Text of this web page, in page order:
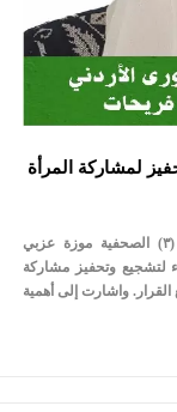
لمشاركة المرأة
انجاز-قالت مرشحة قائمة حزب الشورى الأردني رقم (٣) الصحفية موزة عزبي
لتشجيع وتحفيز مشاركة